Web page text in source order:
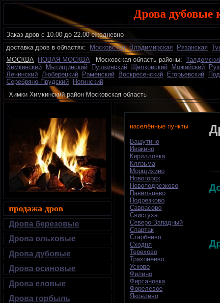
Дрова дубовые
Заказ дров с 10.00 до 22.00 ежедневно
доставка дров в областях:
Московская Владимирская Рязанская
МОСКВА
НОВАЯ МОСКВА Московская область районы:
Химкинский
Мытищинский Пушкинский Щелковский Можайский
Ленинский Люберецкий Раменский Воскресенский Егорьевский
Серебряно-Прудский
Ногинский
Химки Химкинский район Московская область
населённые пункты
Вашутино
Ивакино
Кирилловка
Клязьма
Морщихино
Новогорск
Новоподрезково
Павельцево
Подрезково
Саврасово
Свистуха
Северо-Западный
Спартак
Старбеево
Сходня
Терехово
Трахонеево
Усково
Филино
Фирсановка
Форелевое
Яковлево
продажа дров
Дрова березовые
Дрова ольховые
Дрова дубовые
Дрова осиновые
Дрова еловые
Дрова горбыль